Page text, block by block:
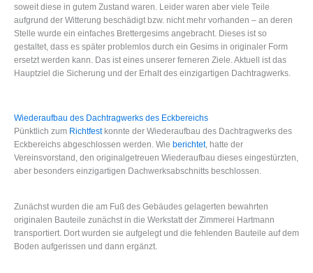
soweit diese in gutem Zustand waren. Leider waren aber viele Teile
aufgrund der Witterung beschädigt bzw. nicht mehr vorhanden – an deren
Stelle wurde ein einfaches Brettergesims angebracht. Dieses ist so
gestaltet, dass es später problemlos durch ein Gesims in originaler Form
ersetzt werden kann. Das ist eines unserer ferneren Ziele. Aktuell ist das
Hauptziel die Sicherung und der Erhalt des einzigartigen Dachtragwerks.
Wiederaufbau des Dachtragwerks des Eckbereichs
Pünktlich zum Richtfestkonnte der Wiederaufbau des Dachtragwerks des
Eckbereichs abgeschlossen werden. Wie berichtet, hatte der
Vereinsvorstand, den originalgetreuen Wiederaufbau dieses eingestürzten,
aber besonders einzigartigen Dachwerksabschnitts beschlossen.
Zunächst wurden die am Fuß des Gebäudes gelagerten bewahrten
originalen Bauteile zunächst in die Werkstatt der Zimmerei Hartmann
transportiert. Dort wurden sie aufgelegt und die fehlenden Bauteile auf dem
Boden aufgerissen und dann ergänzt.